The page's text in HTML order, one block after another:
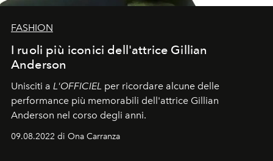
FASHION
I ruoli più iconici dell'attrice Gillian
Anderson
Unisciti a L'OFFICIEL per ricordare alcune delle
performance più memorabili dell'attrice Gillian
Anderson nel corso degli anni.
09.08.2022 di Ona Carranza